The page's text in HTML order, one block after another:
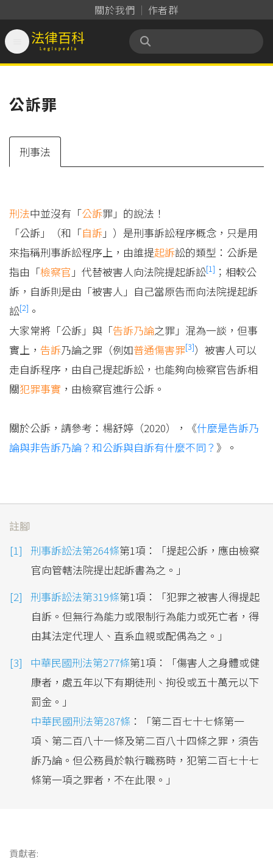
關於我們 作者群
法律百科 Legispedia
公訴罪
刑事法
刑法中並沒有「公訴罪」的說法！
「公訴」（和「自訴 」）是刑事訴訟程序概念，只是用
來指稱刑事訴訟程序上，由誰提起訴訟的類型：公訴是
指由「檢察官 」代替被害人向法院提起訴訟[1] ；相較公
訴，自訴則是由「被害人」自己當原告而向法院提起訴
訟[2] 。
大家常將「公訴」與「告訴乃論之罪」混為一談，但事
實上， 告訴乃論之罪（例如普通傷害罪[3]）被害人可以
走自訴程序，由自己提起訴訟，也能夠向檢察官告訴相
關犯罪事實 ，由檢察官進行公訴。
關於公訴，請參考：楊舒婷（2020），《什麼是告訴乃
論與非告訴乃論？和公訴與自訴有什麼不同？ 》。
註腳
刑事訴訟法第264條第1項：「提起公訴，應由檢察
官向管轄法院提出起訴書為之。」
刑事訴訟法第319條第1項：「犯罪之被害人得提起
自訴。但無行為能力或限制行為能力或死亡者，得
由其法定代理人、直系血親或配偶為之。」
中華民國刑法第277條第1項：「傷害人之身體或健
康者，處五年以下有期徒刑、拘役或五十萬元以下
罰金。」
中華民國刑法第287條 ：「第二百七十七條第一
項、第二百八十一條及第二百八十四條之罪，須告
訴乃論。但公務員於執行職務時，犯第二百七十七
條第一項之罪者，不在此限。」
貢獻者: